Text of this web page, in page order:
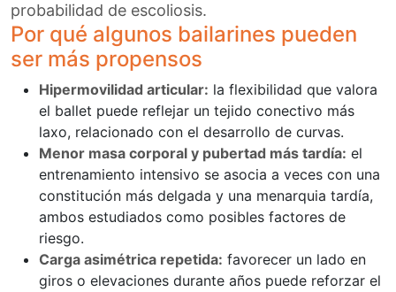
probabilidad de escoliosis.
Por qué algunos bailarines pueden
ser más propensos
Hipermovilidad articular: la flexibilidad que valora
el ballet puede reflejar un tejido conectivo más
laxo, relacionado con el desarrollo de curvas.
Menor masa corporal y pubertad más tardía: el
entrenamiento intensivo se asocia a veces con una
constitución más delgada y una menarquia tardía,
ambos estudiados como posibles factores de
riesgo.
Carga asimétrica repetida: favorecer un lado en
giros o elevaciones durante años puede reforzar el